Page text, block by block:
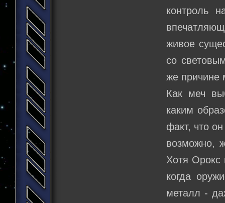
контроль
живое
со
же причине
Как меч
каким
факт, что
возможно,
Хотя Орокс
когда
металл -